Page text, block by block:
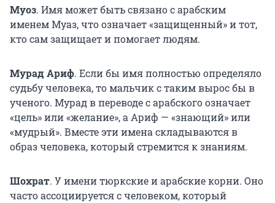
Муоз. Имя может быть связано с арабским
именем Муаз, что означает «защищенный» и тот,
кто сам защищает и помогает людям.
Мурад Ариф. Если бы имя полностью определяло
судьбу человека, то мальчик с таким вырос бы в
ученого. Мурад в переводе с арабского означает
«цель» или «желание», а Ариф — «знающий» или
«мудрый». Вместе эти имена складываются в
образ человека, который стремится к знаниям.
Шохрат. У имени тюркские и арабские корни. Оно
часто ассоциируется с человеком, который